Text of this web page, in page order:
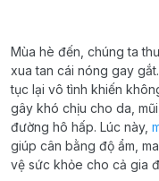
Mùa hè đến, chúng ta
xua tan cái nóng gay
tục lại vô tình khiến
gây khó chịu cho da,
đường hô hấp. Lúc này,
giúp cân bằng độ ẩm,
vệ sức khỏe cho cả gia